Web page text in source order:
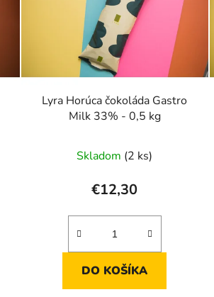
Lyra Horúca čokoláda Gastro
Milk 33% - 0,5 kg
Skladom (2 ks)
€12,30
DO KOŠÍKA